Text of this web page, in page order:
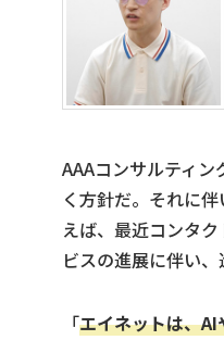
AAAコンサルティ
く方針だ。それに
えば、最近コンタ
ビスの進展に伴い
「エイネットは、